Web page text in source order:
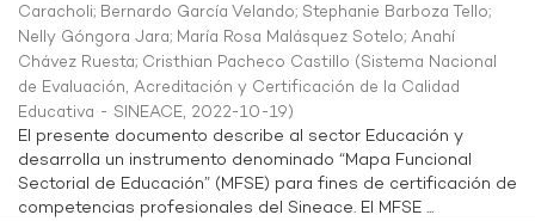
Caracholi; Bernardo García Velando; Stephanie Barboza Tello;
Nelly Góngora Jara; María Rosa Malásquez Sotelo; Anahí
Chávez Ruesta; Cristhian Pacheco Castillo (Sistema Nacional
de Evaluación, Acreditación y Certificación de la Calidad
Educativa - SINEACE, 2022-10-19)
El presente documento describe al sector Educación y
desarrolla un instrumento denominado “Mapa Funcional
Sectorial de Educación” (MFSE) para fines de certificación de
competencias profesionales del Sineace. El MFSE ...